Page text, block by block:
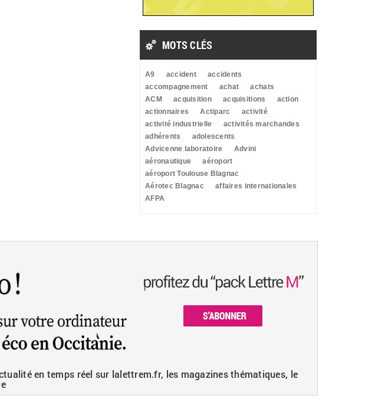
MOTS CLÉS
A9 accident
accidents
accompagnement
achat
achats
ACM
acquisition acquisitions
action
actionnaires
Actiparc
activité
activité industrielle
activités marchandes
adhérents
adolescents
Advicenne laboratoire
Advini
aéronautique
aéroport
aéroport Toulouse Blagnac
Aérotec Blagnac
affaires internationales
AFPA
en temps réel sur lalettrem.fr, les magazines thématiques, le